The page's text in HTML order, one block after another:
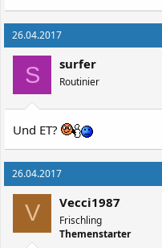
26.04.2017
S surfer
Routinier
Und ET?
26.04.2017
V Vecci1987
Frischling
Themenstarter